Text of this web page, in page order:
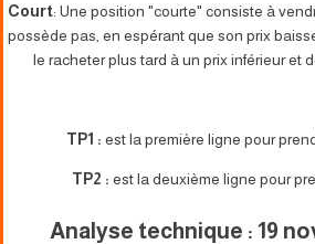
Court: Une position "courte" consiste à
possède pas, en espérant que son prix
le racheter plus tard à un prix inférieur et
TP1 : est la première ligne pour
TP2 : est la deuxième ligne pour
Analyse technique : 19